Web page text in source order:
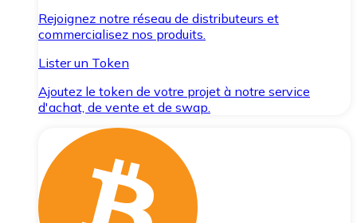
Rejoignez notre réseau de distributeurs et
commercialisez nos produits.
Lister un Token
Ajoutez le token de votre projet à notre service
d'achat, de vente et de swap.